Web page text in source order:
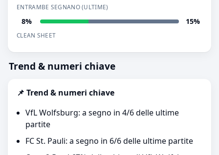
ENTRAMBE SEGNANO (ULTIME)
8% 15%
CLEAN SHEET
Trend & numeri chiave
📌 Trend & numeri chiave
VfL Wolfsburg: a segno in 4/6 delle ultime
partite
FC St. Pauli: a segno in 6/6 delle ultime partite